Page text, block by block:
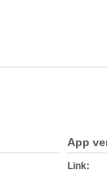
App
Link: